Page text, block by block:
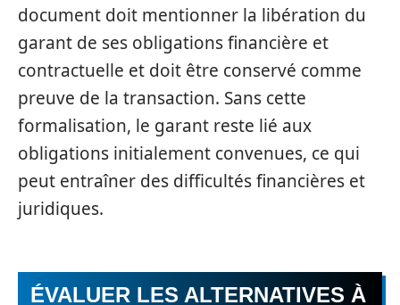
document doit mentionner la libération du
garant de ses obligations financière et
contractuelle et doit être conservé comme
preuve de la transaction. Sans cette
formalisation, le garant reste lié aux
obligations initialement convenues, ce qui
peut entraîner des difficultés financières et
juridiques.
ÉVALUER LES ALTERNATIVES À